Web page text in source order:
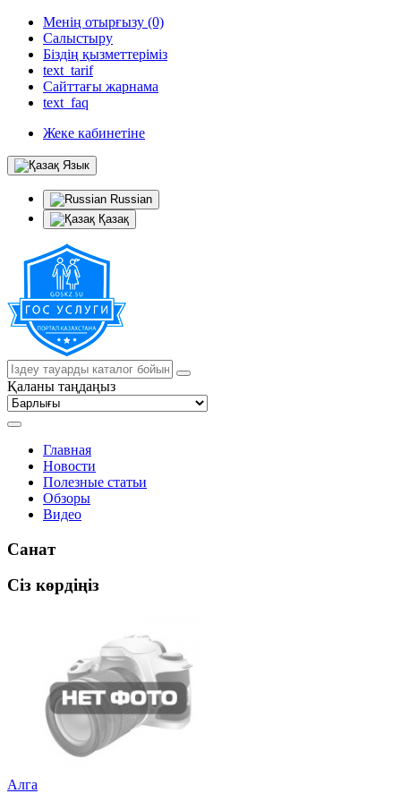
Менің отырғызу (0)
Салыстыру
Біздің қызметтеріміз
text_tarif
Сайттағы жарнама
text_faq
Жеке кабинетіне
Язык
Russian
Қазақ
Қаланы таңдаңыз
Главная
Новости
Полезные статьи
Обзоры
Видео
Санат
Сіз көрдіңіз
Алга